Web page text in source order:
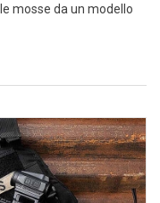
mosse da un modello